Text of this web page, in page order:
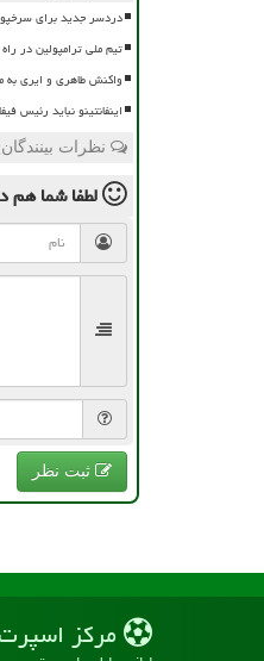
دردسر جدید برای
تیم ملی ترامپولین در راه
واکنش طاهری و ایری
اینفانتینو نباید رئیس
نظرات
لطفا شما هم
ثبت نظر
مركز